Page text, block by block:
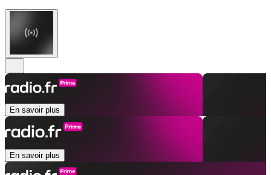
En savoir plus
En savoir plus